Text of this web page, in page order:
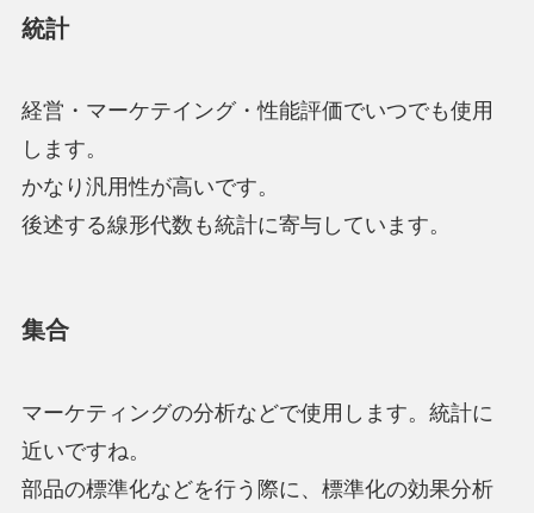
統計
経営・マーケテイング・性能評価でいつでも使用
します。
かなり汎用性が高いです。
後述する線形代数も統計に寄与しています。
集合
マーケティングの分析などで使用します。統計に
近いですね。
部品の標準化などを行う際に、標準化の効果分析